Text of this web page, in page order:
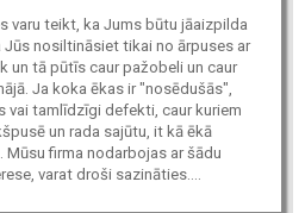
varu teikt, ka Jums būtu jāaizpilda
Jūs nosiltināsiet tikai no ārpuses ar
un tā pūtīs caur pažobeli un caur
Ja koka ēkas ir "nosēdušās",
vai tamlīdzīgi defekti, caur kuriem
un rada sajūtu, it kā ēkā
firma nodarbojas ar šādu
varat droši sazināties....